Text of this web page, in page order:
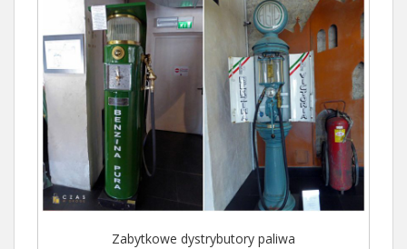
Zabytkowe dystrybutory paliwa